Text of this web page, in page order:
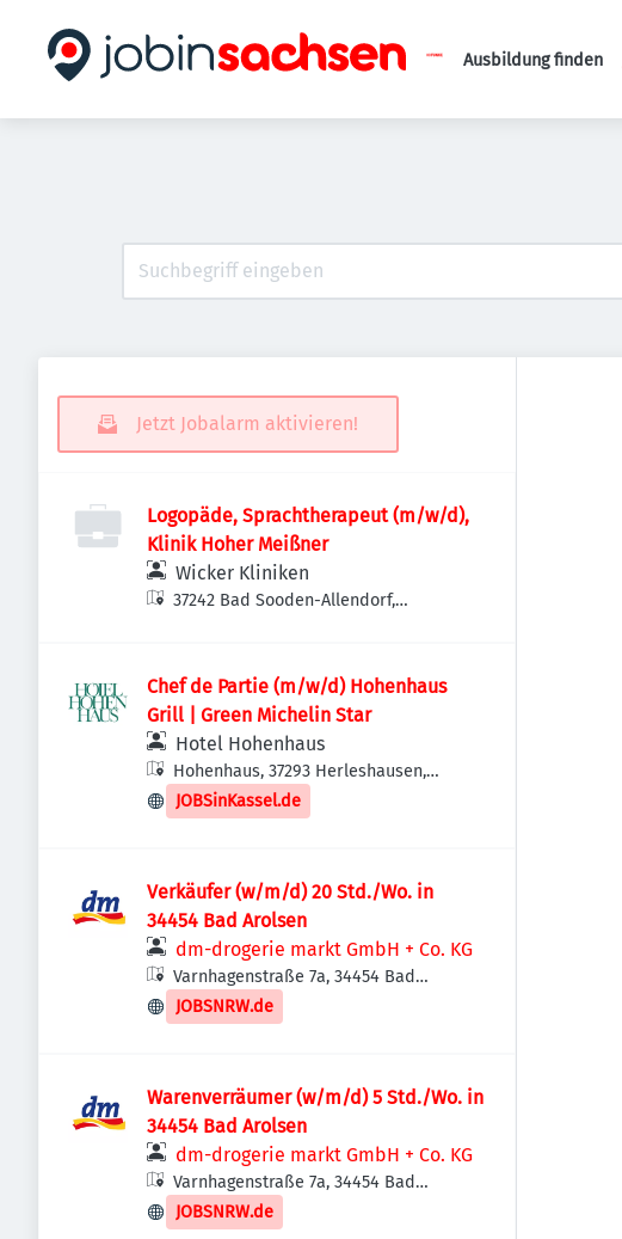
Ausbildung finden
Jetzt Jobalarm aktivieren!
Logopäde, Sprachtherapeut (m/w/d),
Klinik Hoher Meißner
Wicker Kliniken
37242 Bad Sooden-Allendorf,
Chef de Partie (m/w/d) Hohenhaus
Grill | Green Michelin Star
Hotel Hohenhaus
Hohenhaus, 37293 Herleshausen,
Deutschland
JOBSinKassel.de
Verkäufer (w/m/d) 20 Std./Wo. in
34454 Bad Arolsen
dm-drogerie markt GmbH + Co. KG
Varnhagenstraße 7a, 34454 Bad
Arolsen, Deutschland
JOBSNRW.de
Warenverräumer (w/m/d) 5 Std./Wo. in
34454 Bad Arolsen
dm-drogerie markt GmbH + Co. KG
Varnhagenstraße 7a, 34454 Bad
Arolsen, Deutschland
JOBSNRW.de